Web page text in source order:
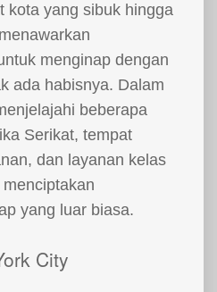
kota yang sibuk hingga
menginap dengan
ada habisnya. Dalam
beberapa
Serikat, tempat
dan layanan kelas
yang luar biasa.
City